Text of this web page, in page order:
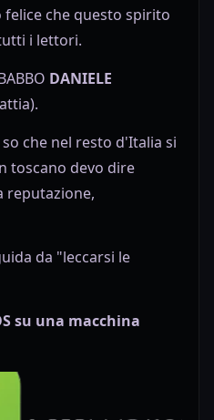
che questo spirito
i lettori.
DANIELE
che nel resto d'Italia si
toscano devo dire
reputazione,
da "leccarsi le
su una macchina